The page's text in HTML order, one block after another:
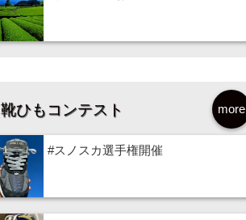
more
靴ひもコンテスト
#スノスカ選手権開催